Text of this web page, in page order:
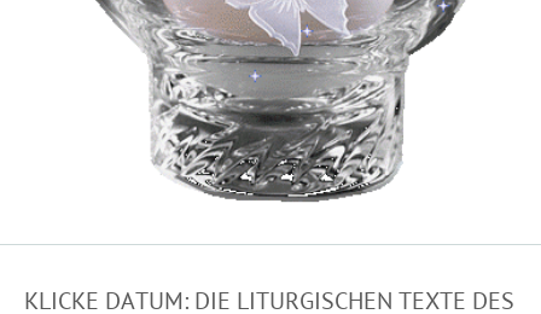
KLICKE DATUM: DIE LITURGISCHEN TEXTE DES